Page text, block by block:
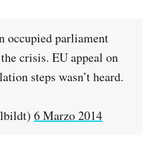
occupied parliament
crisis. EU appeal on
steps wasn’t heard.
6 Marzo 2014